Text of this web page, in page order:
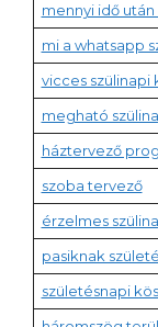
mennyi idő
mi a whatsapp
vicces szülinapi
megható
háztervező
szoba tervező
érzelmes
pasiknak
születésnapi